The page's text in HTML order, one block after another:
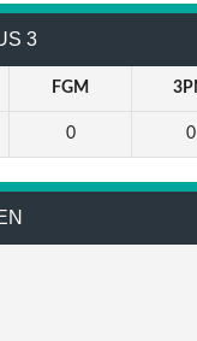
3
FGM
0 0